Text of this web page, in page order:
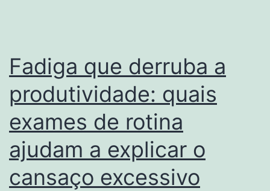
Fadiga que derruba a
produtividade: quais
exames de rotina
ajudam a explicar o
cansaço excessivo